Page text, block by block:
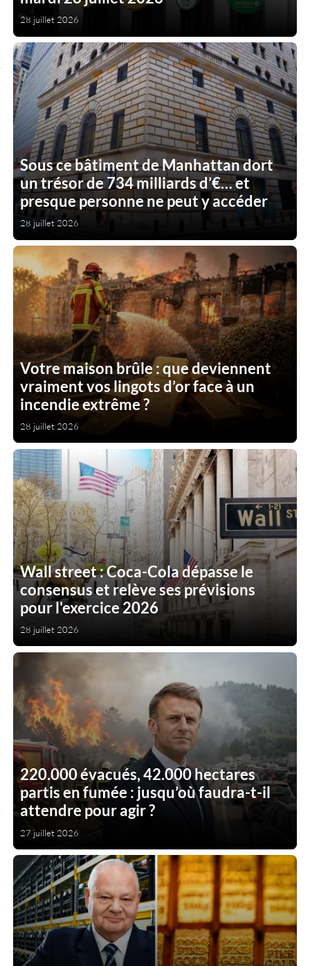
28 juillet 2026
Sous ce bâtiment de Manhattan dort
un trésor de 734 milliards d’€… et
presque personne ne peut y accéder
28 juillet 2026
Votre maison brûle : que deviennent
vraiment vos lingots d’or face à un
incendie extrême ?
28 juillet 2026
Wall street : Coca-Cola dépasse le
consensus et relève ses prévisions
pour l'exercice 2026
28 juillet 2026
220.000 évacués, 42.000 hectares
partis en fumée : jusqu’où faudra-t-il
attendre pour agir ?
27 juillet 2026